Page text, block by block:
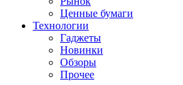
Ценные бумаги
Технологии
Гаджеты
Новинки
Обзоры
Прочее